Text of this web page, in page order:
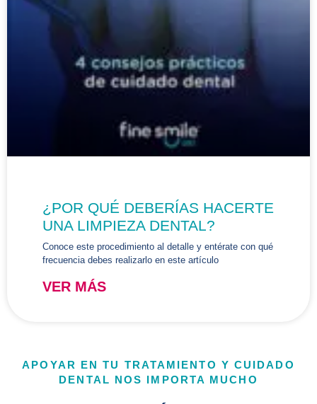
¿POR QUÉ DEBERÍAS HACERTE
UNA LIMPIEZA DENTAL?
Conoce este procedimiento al detalle y entérate con qué
frecuencia debes realizarlo en este artículo
VER MÁS
APOYAR EN TU TRATAMIENTO Y CUIDADO
DENTAL NOS IMPORTA MUCHO